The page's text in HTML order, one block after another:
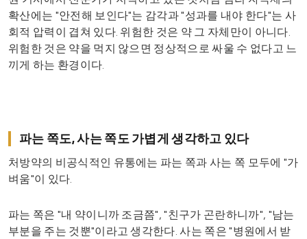
확산에는 "안전해 보인다"는 감각과 "성과를 내야 한다"는 사
회적 압력이 겹쳐 있다. 위험한 것은 약 그 자체만이 아니다.
위험한 것은 약을 먹지 않으면 정상적으로 싸울 수 없다고 느
끼게 하는 환경이다.
파는 쪽도, 사는 쪽도 가볍게 생각하고 있다
처방약의 비공식적인 유통에는 파는 쪽과 사는 쪽 모두에 "가
벼움"이 있다.
파는 쪽은 "내 약이니까 조금쯤", "친구가 곤란하니까", "남는
부분을 주는 것뿐"이라고 생각한다. 사는 쪽은 "병원에서 받